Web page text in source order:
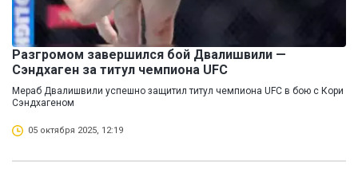
Разгромом завершился бой Двалишвили —
Сэндхаген за титул чемпиона UFC
Мераб Двалишвили успешно защитил титул чемпиона UFC в бою с Кори
Сэндхагеном
05 октября 2025, 12:19